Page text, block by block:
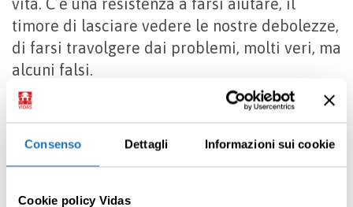
Consenso Dettagli Informazioni sui cookie
Cookie policy Vidas
vita. C’è una resistenza a farsi aiutare, il
timore di lasciare vedere le nostre debolezze,
di farsi travolgere dai problemi, molti veri, ma
alcuni falsi.
Ci stiamo per salutare, pronti ai prossimi
incontri tra i corridoi o in mensa, ma un cenno
mi fa capire che la signora Jimenez ha
qualcosa che pende sulla punta delle labbra…
Mi dica